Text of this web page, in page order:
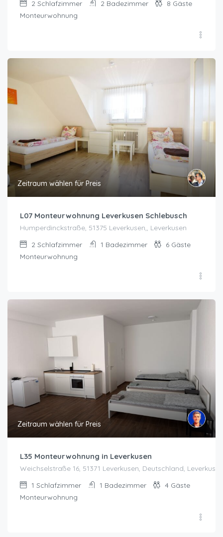
2 Schlafzimmer 2 Badezimmer 8 Gäste
Monteurwohnung
Zeitraum wählen für Preis
L07 Monteurwohnung Leverkusen Schlebusch
Humperdinckstraße, 51375 Leverkusen,, Leverkusen
2 Schlafzimmer 1 Badezimmer 6 Gäste
Monteurwohnung
Zeitraum wählen für Preis
L35 Monteurwohnung in Leverkusen
Weichselstraße 16, 51371 Leverkusen, Deutschland, Leverkusen
1 Schlafzimmer 1 Badezimmer 4 Gäste
Monteurwohnung